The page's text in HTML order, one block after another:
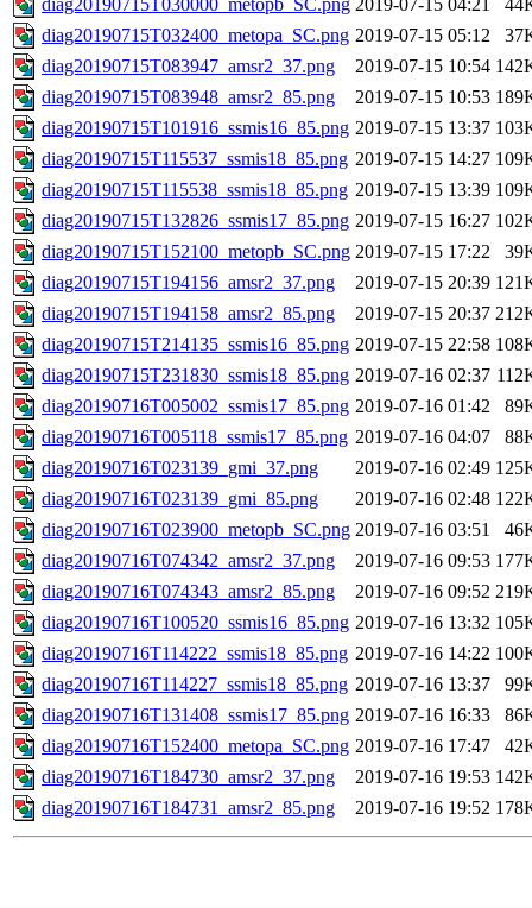
diag20190715T030000_metopb_SC.png 2019-07-15 04:21
diag20190715T032400_metopa_SC.png 2019-07-15 05:12
diag20190715T083947_amsr2_37.png
2019-07-15 10:54
diag20190715T083948_amsr2_85.png
2019-07-15 10:53
diag20190715T101916_ssmis16_85.png 2019-07-15 13:37
diag20190715T115537_ssmis18_85.png 2019-07-15 14:27
diag20190715T115538_ssmis18_85.png 2019-07-15 13:39
diag20190715T132826_ssmis17_85.png 2019-07-15 16:27
diag20190715T152100_metopb_SC.png 2019-07-15 17:22
diag20190715T194156_amsr2_37.png
2019-07-15 20:39
diag20190715T194158_amsr2_85.png
2019-07-15 20:37
diag20190715T214135_ssmis16_85.png 2019-07-15 22:58
diag20190715T231830_ssmis18_85.png 2019-07-16 02:37
diag20190716T005002_ssmis17_85.png 2019-07-16 01:42
diag20190716T005118_ssmis17_85.png 2019-07-16 04:07
diag20190716T023139_gmi_37.png
2019-07-16 02:49
diag20190716T023139_gmi_85.png
2019-07-16 02:48
diag20190716T023900_metopb_SC.png 2019-07-16 03:51
diag20190716T074342_amsr2_37.png
2019-07-16 09:53
diag20190716T074343_amsr2_85.png
2019-07-16 09:52
diag20190716T100520_ssmis16_85.png 2019-07-16 13:32
diag20190716T114222_ssmis18_85.png 2019-07-16 14:22
diag20190716T114227_ssmis18_85.png 2019-07-16 13:37
diag20190716T131408_ssmis17_85.png 2019-07-16 16:33
diag20190716T152400_metopa_SC.png 2019-07-16 17:47
diag20190716T184730_amsr2_37.png
2019-07-16 19:53
diag20190716T184731_amsr2_85.png
2019-07-16 19:52